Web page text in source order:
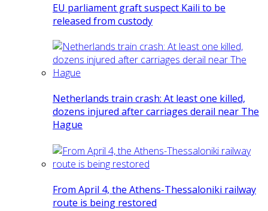
EU parliament graft suspect Kaili to be
released from custody
Netherlands train crash: At least one killed,
dozens injured after carriages derail near The
Hague
From April 4, the Athens-Thessaloniki railway
route is being restored